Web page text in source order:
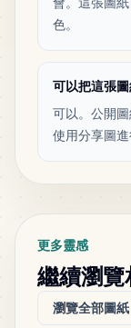
色。
可以把這張
可以。公開
使用分享圖進
更多靈感
繼續瀏
瀏覽全部圖紙